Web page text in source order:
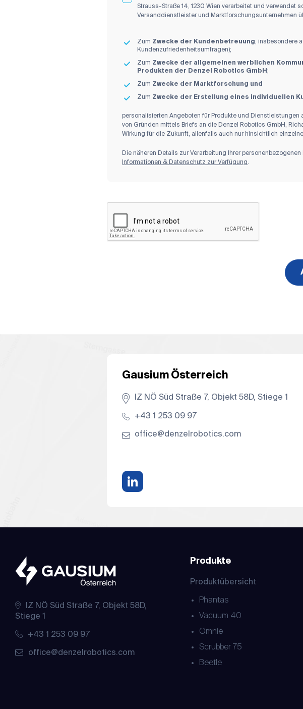
Strauss-Straße 14, 1230 Wien verarbeitet und verwendet
Versanddienstleister und Marktforschungsunternehmen
Zum Zwecke der Kundenbetreuung, insbesondere
Kundenzufriedenheitsumfragen);
Zum Zwecke der allgemeinen werblichen
Produkten der Denzel Robotics GmbH ;
Zum Zwecke der Marktforschung und
Zum Zwecke der Erstellung eines individuellen
personalisierten Angeboten für Produkte und
von Gründen mittels Briefs an die Denzel Robotics GmbH,
Wirkung für die Zukunft, allenfalls auch nur hinsichtlich
Die näheren Details zur Verarbeitung Ihrer
Informationen & Datenschutz zur Verfügung.
Gausium Österreich
IZ NÖ Süd Straße 7, Objekt 58D, Stiege 1
+43 1 253 09 97
office@denzelrobotics.com
IZ NÖ Süd Straße 7, Objekt 58D,
Stiege 1
+43 1 253 09 97
office@denzelrobotics.com
Produkte
Produktübersicht
Phantas
Vacuum 40
Omnie
Scrubber 75
Beetle